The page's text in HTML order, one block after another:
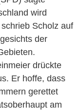
wird
Scholz auf
der
drückte
Er hoffe, dass
gerettet
am